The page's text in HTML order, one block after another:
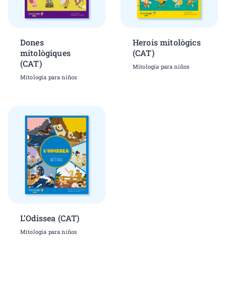
Dones
mitològiques
(CAT)
Mitología para niños
Herois mitològics
(CAT)
Mitología para niños
L’Odissea (CAT)
Mitología para niños